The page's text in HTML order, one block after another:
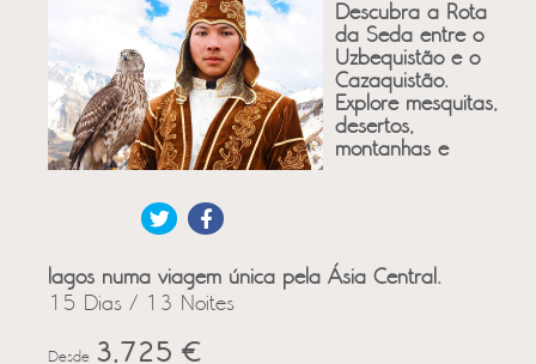
Descubra a Rota
da Seda entre o
Uzbequistão e o
Cazaquistão.
Explore mesquitas,
desertos,
montanhas e
lagos numa viagem única pela Ásia Central.
15 Dias / 13 Noites
Desde 3,725 €